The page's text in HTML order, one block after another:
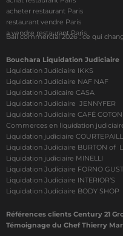
acheter restaurant Paris
restaurant vendre Paris
a vendre restaurant Paris
Bail commercial 2026 : ce qui
Bouchara Liquidation Judiciaire
Liquidation Judiciaire IKKS
Liquidation Judiciaire NAF NAF
Liquidation Judicaire CASA
Liquidation Judiciaire JENNYFER
Liquidation Judiciaire CAFÉ COTON
Commerces en liquidation
Liquidation judiciaire
Liquidation Judiciaire BURTON of
Liquidation judiciaire MINELLI
Liquidation Judiciaire FORNO
Liquidation Judiciaire INTERIOR’S
Liquidation Judiciaire BODY SHOP
Références clients Century 21
Témoignage du Chef Thierry